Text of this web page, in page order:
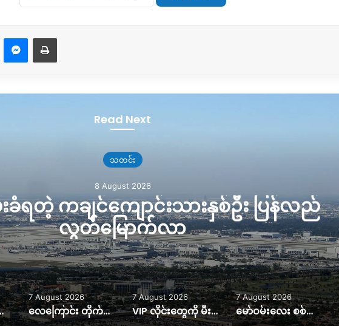
Messenger
Print
Read Next
သတင်း
8 August 2026
းခံရတဲ့ ကချင်ကျောင်းသားနှစ်ဦး ပြန်လည်
လွတ်မြောက်လာ
ြန်လည်လွတ်မြောက်လာ
7 August 2026
လေကြောင်း တိုက်ခိုက်ခံရတာကြောင့် အရပ်သားနှစ်ဦး ထိခိုက်၊သေဆုံးမှုရှိ
7 August 2026
VIP လိုင်းတွေကို မီးအပြည့်ပေးပြီး ပုံမှန်လိုင်းတွေကို ဖြတ်တောက်ထား
7 August 2026
မော်ဝမ်းလေး စစ်ရှောင်တွေ ပြန်လည်ထူထောင်ရေးအတွက် အကူညီလိုအပ်နေ